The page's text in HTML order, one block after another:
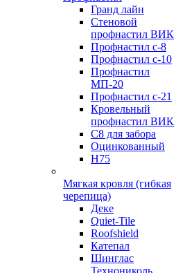
Гранд лайн
Стеновой
профнастил ВИК
Профнастил с-8
Профнастил с-10
Профнастил
МП-20
Профнастил с-21
Кровельный
профнастил ВИК
С8 для забора
Оцинкованный
Н75
Мягкая кровля (гибкая
черепица)
Деке
Quiet-Tile
Roofshield
Катепал
Шинглас
Технониколь